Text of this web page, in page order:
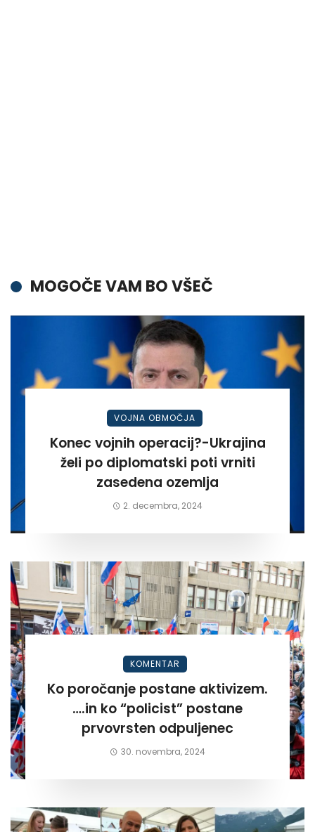
MOGOČE VAM BO VŠEČ
VOJNA OBMOČJA
Konec vojnih operacij?-Ukrajina
želi po diplomatski poti vrniti
zasedena ozemlja
2. decembra, 2024
KOMENTAR
Ko poročanje postane aktivizem.
….in ko “policist” postane
prvovrsten odpuljenec
30. novembra, 2024